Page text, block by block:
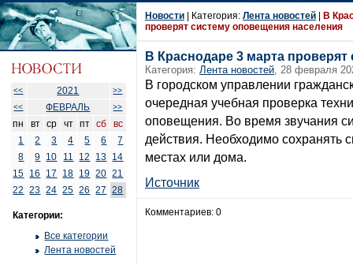
<< 2021
>>
<<
ФЕВРАЛЬ >>
пн вт ср чт пт сб
вс
1
2 3 4 5 6
7
8
9 10 11 12 13 14
15 16 17 18 19 20 21
22
23 24 25 26 27 28
Категории:
Все категории
Лента новостей
Новости | Категория: Лента новостей
В
проверят систему оповещения населения
В Краснодаре 3 марта
Категория: Лента новостей, 28 февраля
В городском управлении
очередная учебная проверка
оповещения. Во время звучания
действия. Необходимо сохранять
местах или дома.
Источник
Комментариев: 0